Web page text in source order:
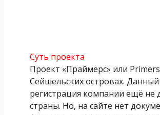
Суть проекта
Проект «Праймерс» или
Сейшельских островах.
регистрация компании ещё не
страны. Но, на сайте нет